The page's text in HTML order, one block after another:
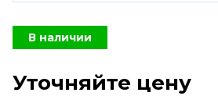
В наличии
Уточняйте цену